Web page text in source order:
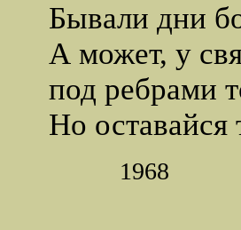
Бывали дни
А может, у
под ребрами
Но оставайся
1968